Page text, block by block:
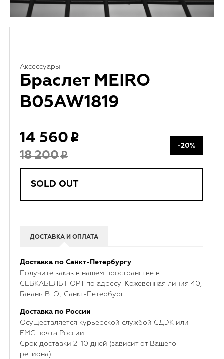
Аксессуары
Браслет MEIRO
B05AW1819
14 560
18 200
-20%
SOLD OUT
ДОСТАВКА И ОПЛАТА
Доставка по Санкт-Петербургу
Получите заказ в нашем пространстве в
СЕВКАБЕЛЬ ПОРТ по адресу: Кожевенная линия 40,
Гавань В. О., Санкт-Петербург
Доставка по России
Осуществляется курьерской службой СДЭК или
ЕМС почта России.
Срок доставки 2-10 дней (зависит от Вашего
региона).